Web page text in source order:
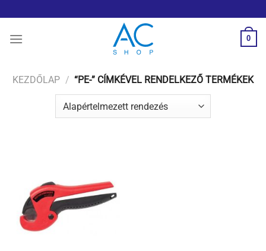
to
content
0
KEZDŐLAP / “PE-” CÍMKÉVEL RENDELKEZŐ TERMÉKEK